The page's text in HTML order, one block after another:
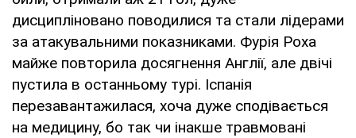
дисципліновано поводилися та стали лідерами
за атакувальними показниками. Фурія Роха
майже повторила досягнення Англії, але двічі
пустила в останньому турі. Іспанія
перезавантажилася, хоча дуже сподівається
на медицину, бо так чи інакше травмовані